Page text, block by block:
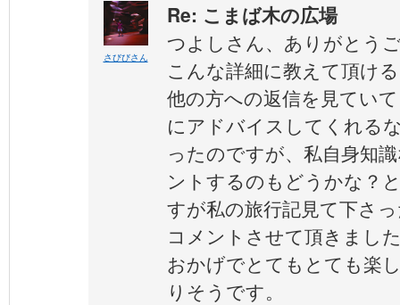
さびびさん
Re: こまば木の広場
つよしさん、ありがとう
こんな詳細に教えて頂け
他の方への返信を見てい
にアドバイスしてくれる
ったのですが、私自身知
ントするのもどうかな？
すが私の旅行記見て下さ
コメントさせて頂きまし
おかげでとてもとても楽
りそうです。